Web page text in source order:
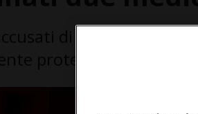
protetto il loro